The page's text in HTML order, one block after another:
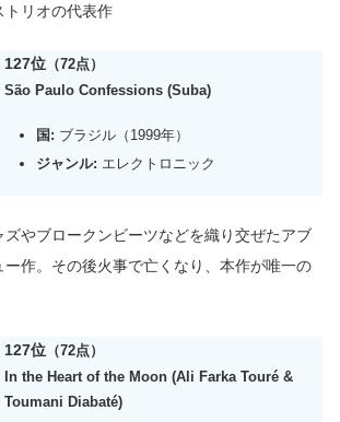
トリオの代表作
127位 （72点）
São Paulo Confessions (Suba)
国: ブラジル（1999年）
ジャンル: エレクトロニック
ズやブロークンビーツなどを織り交ぜたアブ
作。 その後火事で亡くなり、本作が唯一の
127位 （72点）
In the Heart of the Moon (Ali Farka Touré &
Toumani Diabaté)